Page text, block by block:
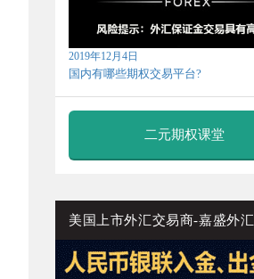
2019年12月4日
国内有哪些期权交易平台?
二元期权课堂
美国上市外汇交易商-嘉盛外汇